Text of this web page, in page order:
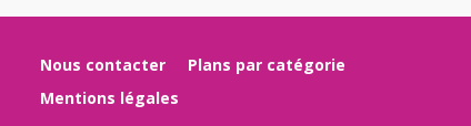
Nous contacter
Plans par catégorie
Mentions légales